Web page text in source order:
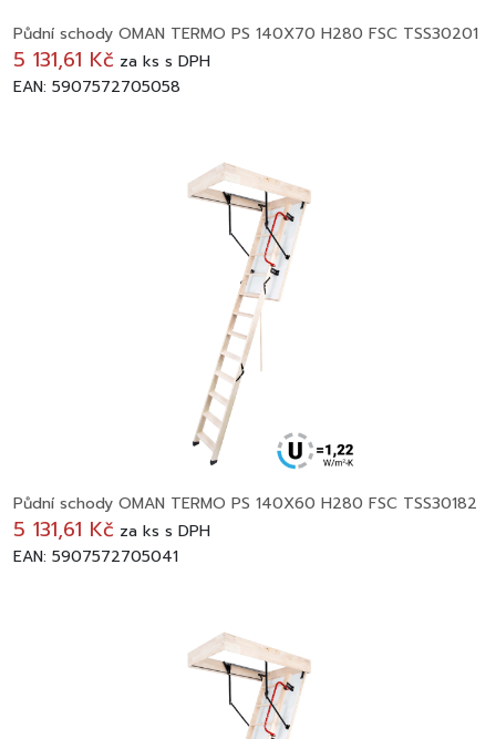
Půdní schody OMAN TERMO PS 140X70 H280 FSC TSS30201
5 131,61 Kč za ks s DPH
EAN: 5907572705058
Půdní schody OMAN TERMO PS 140X60 H280 FSC TSS30182
5 131,61 Kč za ks s DPH
EAN: 5907572705041